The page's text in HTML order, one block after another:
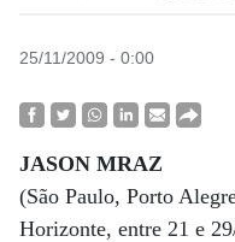
25/11/2009 - 0:00
JASON MRAZ
(São Paulo, Porto
Horizonte, entre 21 e